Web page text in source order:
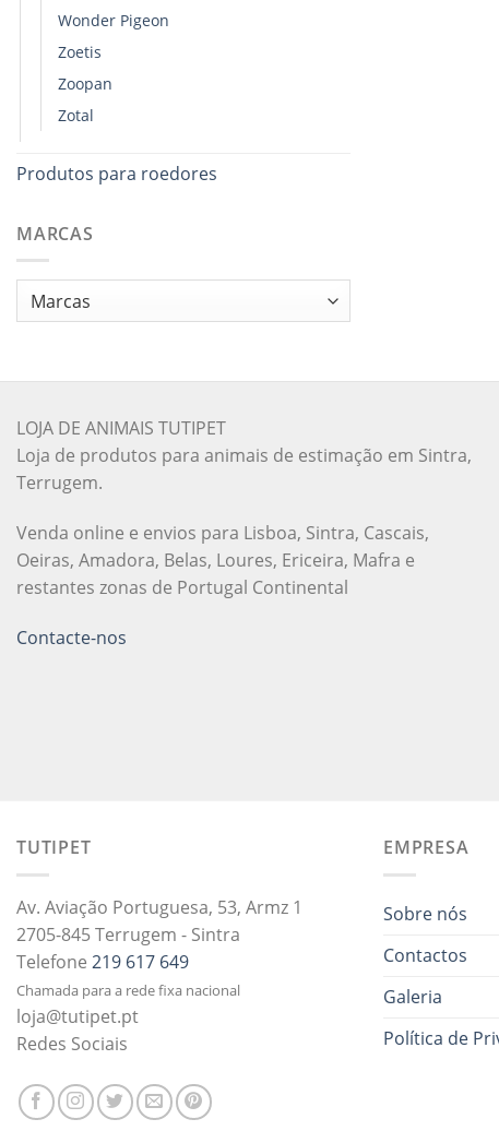
Wonder Pigeon
Zoetis
Zoopan
Zotal
Produtos para roedores
MARCAS
LOJA DE ANIMAIS TUTIPET
Loja de produtos para animais de estimação em Sintra,
Terrugem.
Venda online e envios para Lisboa, Sintra, Cascais,
Oeiras, Amadora, Belas, Loures, Ericeira, Mafra e
restantes zonas de Portugal Continental
Contacte-nos
TUTIPET
Av. Aviação Portuguesa, 53, Armz 1
2705-845 Terrugem - Sintra
Telefone 219 617 649
Chamada para a rede fixa nacional
loja@tutipet.pt
Redes Sociais
EMPRESA
Sobre nós
Contactos
Galeria
Política de